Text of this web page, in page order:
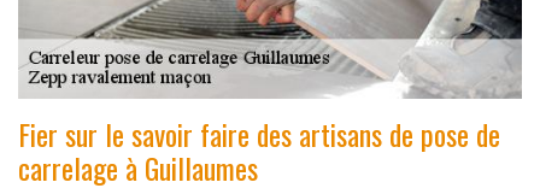
Fier sur le savoir faire des artisans de pose de
carrelage à Guillaumes